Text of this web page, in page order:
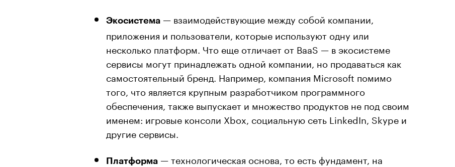
Экосистема — взаимодействующие между собой компании,
приложения и пользователи, которые используют одну или
несколько платформ. Что еще отличает от BaaS — в экосистеме
сервисы могут принадлежать одной компании, но продаваться как
самостоятельный бренд. Например, компания Microsoft помимо
того, что является крупным разработчиком программного
обеспечения, также выпускает и множество продуктов не под своим
именем: игровые консоли Xbox, социальную сеть LinkedIn, Skype и
другие сервисы.
Платформа — технологическая основа, то есть фундамент, на